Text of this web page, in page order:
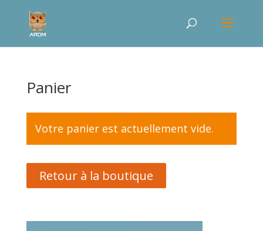
Panier
Votre panier est actuellement vide.
Retour à la boutique